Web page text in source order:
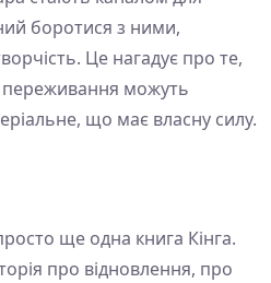
боротися з ними,
Це нагадує про те,
переживання можуть
що має власну силу.
ще одна книга Кінга.
про відновлення, про